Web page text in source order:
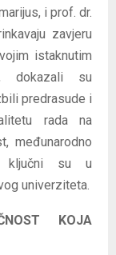
i prof. dr.
zavjeru
istaknutim
dokazali su
predrasude i
rada na
međunarodno
ključni su u
univerziteta.
KOJA